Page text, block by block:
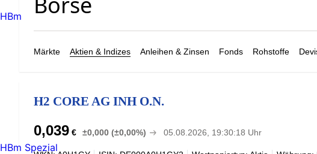
Märkte Aktien & Indizes Anleihen & Zinsen Fonds Rohstoffe
H2 CORE AG INH O.N.
0,039 € ±0,000 (±0,00%) 05.08.2026, 19:30:18 Uhr
HBm
HBm Spezial